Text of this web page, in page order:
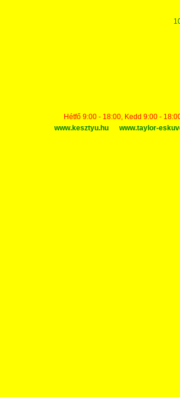
Hétfő 9:00 - 18:00, Kedd 9:00 -
www.kesztyu.hu
www.taylor-